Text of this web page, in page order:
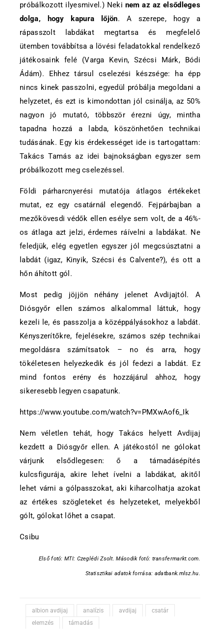
próbálkozott ilyesmivel.) Neki nem az az elsődleges
dolga, hogy kapura lőjön. A szerepe, hogy a
rápasszolt labdákat megtartsa és megfelelő
ütemben továbbítsa a lövési feladatokkal rendelkező
játékosaink felé (Varga Kevin, Szécsi Márk, Bódi
Ádám). Ehhez társul cselezési készsége: ha épp
nincs kinek passzolni, egyedül próbálja megoldani a
helyzetet, és ezt is kimondottan jól csinálja, az 50%
nagyon jó mutató, többször érezni úgy, mintha
tapadna hozzá a labda, köszönhetően technikai
tudásának. Egy kis érdekességet ide is tartogattam:
Takács Tamás az idei bajnokságban egyszer sem
próbálkozott meg cselezéssel.
Földi párharcnyerési mutatója átlagos értékeket
mutat, ez egy csatárnál elegendő. Fejpárbajban a
mezőkövesdi védők ellen esélye sem volt, de a 46%-
os átlaga azt jelzi, érdemes ráívelni a labdákat. Ne
feledjük, elég egyetlen egyszer jól megcsúsztatni a
labdát (igaz, Kinyik, Szécsi és Calvente?), és ott a
hőn áhított gól.
Most pedig jöjjön néhány jelenet Avdijajtól. A
Diósgyőr ellen számos alkalommal láttuk, hogy
kezeli le, és passzolja a középpályásokhoz a labdát.
Kényszerítőkre, fejelésekre, számos szép technikai
megoldásra számítsatok – no és arra, hogy
tökéletesen helyezkedik és jól fedezi a labdát. Ez
mind fontos erény és hozzájárul ahhoz, hogy
sikeresebb legyen csapatunk.
https://www.youtube.com/watch?v=PMXwAof6_Ik
Nem véletlen tehát, hogy Takács helyett Avdijaj
kezdett a Diósgyőr ellen. A játékostól ne gólokat
várjunk elsődlegesen: ő a támadásépítés
kulcsfigurája, akire lehet ívelni a labdákat, akitől
lehet várni a gólpasszokat, aki kiharcolhatja azokat
az értékes szögleteket és helyzeteket, melyekből
gólt, gólokat lőhet a csapat.
Csibu
Első fotó: MTI: Czeglédi Zsolt. Második fotó: transfermarkt.com.
Statisztikai adatok forrása: adatbank.mlsz.hu.
albion avdijaj analízis avdijaj
csatár
elemzés
támadás